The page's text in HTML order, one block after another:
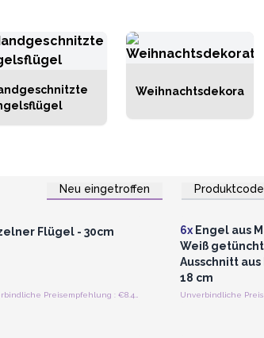
Weihnachtsdekoration
Neu eingetroffen Produktcode
Anmelden oder Registrieren
für Großhandelspreise
Flügel - 30cm
Anmelden
für
6x Engel aus
Weiß
Ausschnitt
18 cm